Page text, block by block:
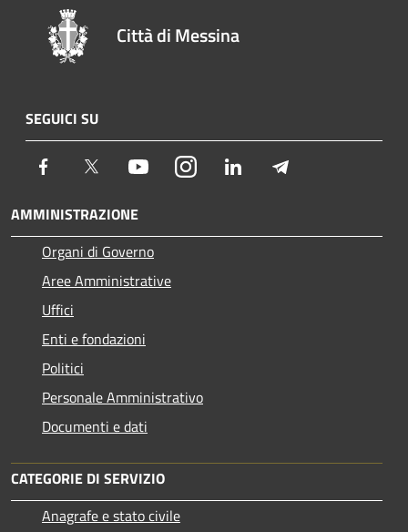
Città di Messina
SEGUICI SU
Facebook Twitter YoutubeInstagram LinkedIn
AMMINISTRAZIONE
Organi di Governo
Aree Amministrative
Uffici
Enti e fondazioni
Politici
Personale Amministrativo
Documenti e dati
CATEGORIE DI SERVIZIO
Anagrafe e stato civile